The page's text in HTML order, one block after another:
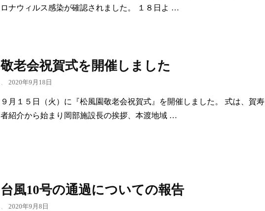
ロナウィルス感染が確認されました。 １８日よ …
敬老会祝賀式を開催しました
2020年9月18日
９月１５日（火）に『松風園敬老会祝賀式』を開催しました。 式は、賀寿
者紹介から始まり岡部施設長の挨拶、本渡地域 …
台風10号の通過についての報告
2020年9月8日